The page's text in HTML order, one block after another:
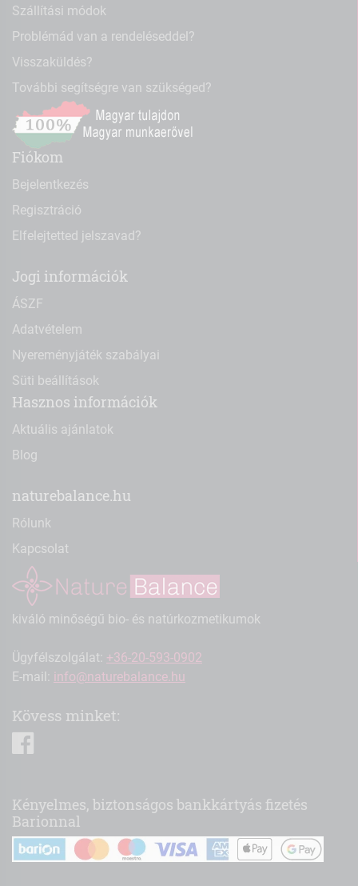
Szállítási módok
Problémád van a rendeléseddel?
Visszaküldés?
További segítségre van szükséged?
Fiókom
Bejelentkezés
Regisztráció
Elfelejtetted jelszavad?
Jogi információk
ÁSZF
Adatvételem
Nyereményjáték szabályai
Süti beállítások
Hasznos információk
Aktuális ajánlatok
Blog
naturebalance.hu
Rólunk
Kapcsolat
kiváló minőségű bio- és natúrkozmetikumok
Ügyfélszolgálat: +36-20-593-0902
E-mail: info@naturebalance.hu
Kövess minket:
Kényelmes, biztonságos bankkártyás fizetés
Barionnal